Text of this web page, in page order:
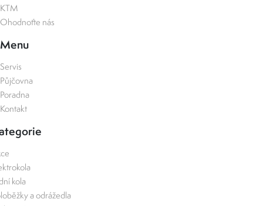
KTM
Ohodnoťte nás
Menu
Servis
Půjčovna
Poradna
Kontakt
kola
a odrážedla